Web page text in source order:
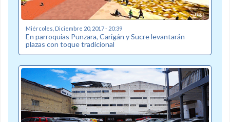
Miércoles, Diciembre 20, 2017 - 20:39
En parroquias Punzara, Carigán y Sucre levantarán
plazas con toque tradicional